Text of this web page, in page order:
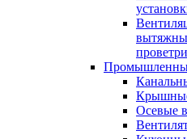
Осевые